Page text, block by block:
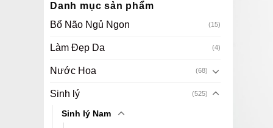
Danh mục sản phẩm
Bổ Não Ngủ Ngon
(15)
Làm Đẹp Da (4)
Nước Hoa (68)
Sinh lý (525)
Sinh lý Nam